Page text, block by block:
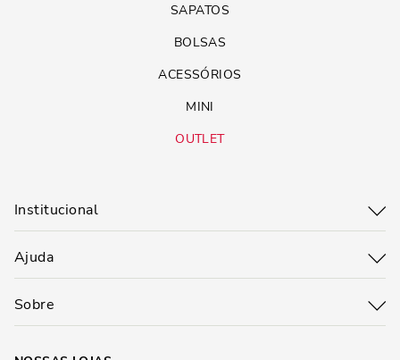
SAPATOS
BOLSAS
ACESSÓRIOS
MINI
OUTLET
Institucional
Ajuda
Sobre